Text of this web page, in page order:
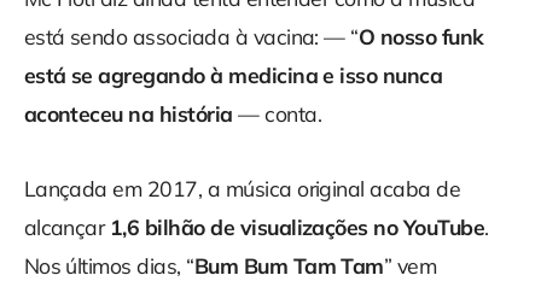
está sendo associada à vacina: — “O nosso funk
está se agregando à medicina e isso nunca
aconteceu na história — conta.
Lançada em 2017, a música original acaba de
alcançar 1,6 bilhão de visualizações no YouTube.
Nos últimos dias, “Bum Bum Tam Tam” vem